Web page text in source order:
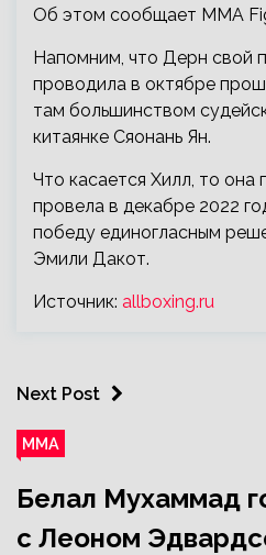
Об этом сообщает MMA
Напомним, что Дерн свой
проводила в октябре
там большинством
китаянке Сяонань Ян.
Что касается Хилл, то она
провела в декабре 2022
победу единогласным
Эмили Дакот.
Источник: allboxing.ru
Next Post
ММА
Белал Мухаммад
с Леоном